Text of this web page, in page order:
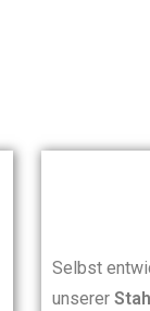
Selbst
unserer